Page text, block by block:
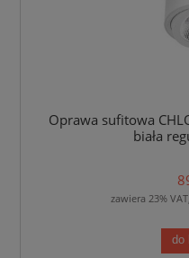
Oprawa sufitowa
biała
zawiera 23%
do